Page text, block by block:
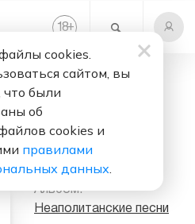
18+
Ночные голоса
Альбом:
Неаполитанские песни
cookies.
сайтом, вы
были
об
cookies и
правилами
данных.